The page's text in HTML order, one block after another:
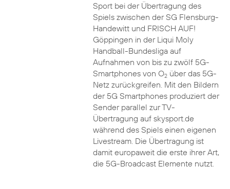
Sport bei der Übertragung des
Spiels zwischen der SG Flensburg-
Handewitt und FRISCH AUF!
Göppingen in der Liqui Moly
Handball-Bundesliga auf
Aufnahmen von bis zu zwölf 5G-
Smartphones von O2über das 5G-
Netz zurückgreifen. Mit den Bildern
der 5G Smartphones produziert der
Sender parallel zur TV-
Übertragung auf skysport.de
während des Spiels einen eigenen
Livestream. Die Übertragung ist
damit europaweit die erste ihrer Art,
die 5G-Broadcast Elemente nutzt.